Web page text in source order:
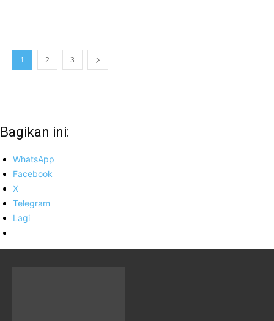
1 2 3
Bagikan ini:
WhatsApp
Facebook
X
Telegram
Lagi